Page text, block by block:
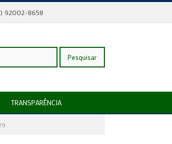
92002-8658
TRANSPARÊNCIA